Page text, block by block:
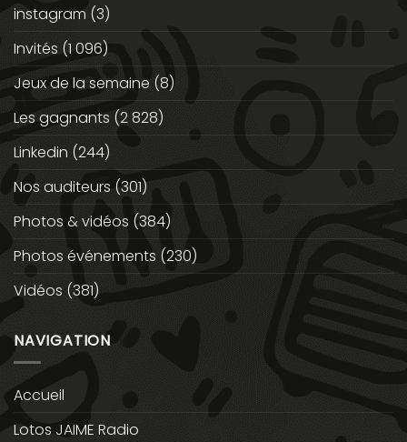
instagram (3)
Invités (1 096)
Jeux de la semaine (8)
Les gagnants (2 828)
Linkedin (244)
Nos auditeurs (301)
Photos & vidéos (384)
Photos événements (230)
Vidéos (381)
NAVIGATION
Accueil
Lotos JAIME Radio